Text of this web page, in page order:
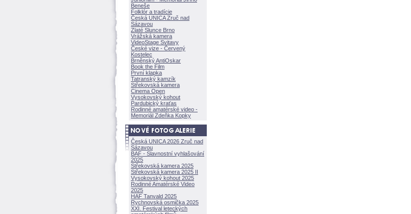
Beneše
Folklór a tradície
Česká UNICA Zruč nad
Sázavou
Zlaté Slunce Brno
Vrážská kamera
VideoStage Svitavy
České vize - Červený
Kostelec
Brněnský AntiOskar
Book the Film
První klapka
Tatranský kamzík
Střekovská kamera
Cinema Open
Vysokovský kohout
Pardubický kraťas
Rodinné amatérské video -
Memoriál Zdeňka Kopky
Česká UNICA 2026 Zruč nad
Sázavou
BAF - Slavnostní vyhlašování
2025
Střekovská kamera 2025
Střekovská kamera 2025 II
Vysokovský kohout 2025
Rodinné Amatérské Video
2025
HAF Tanvald 2025
Rychnovská osmička 2025
XXI. Festival leteckých